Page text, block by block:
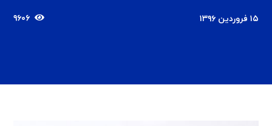
۱۵ فروردین ۱۳۹۶ ۹۶۰۶